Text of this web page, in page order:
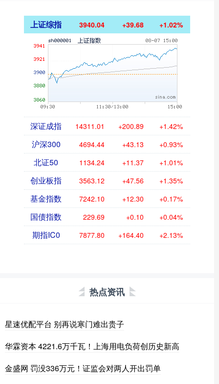
上证综指 3940.04 +39.68 +1.02%
深证成指 14311.01 +200.89 +1.42%
沪深300 4694.44 +43.13 +0.93%
北证50 1134.24 +11.37 +1.01%
创业板指 3563.12 +47.56 +1.35%
基金指数 7242.10 +12.30 +0.17%
国债指数 229.69 +0.10 +0.04%
期指IC0 7877.80 +164.40 +2.13%
热点资讯
星速优配平台 别再说寒门难出贵子
华霖资本 4221.6万千瓦！上海用电负荷创历史新高
金盛网 罚没336万元！证监会对两人开出罚单